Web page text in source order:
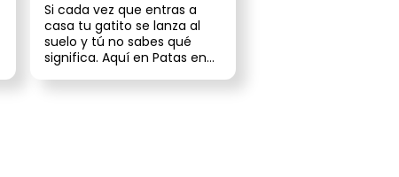
Si cada vez que entras a
casa tu gatito se lanza al
suelo y tú no sabes qué
significa. Aquí en Patas en